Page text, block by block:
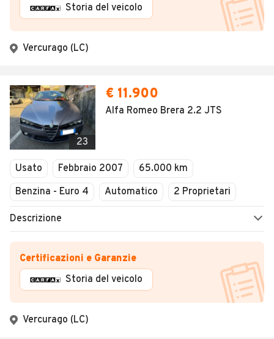
Storia del veicolo
Vercurago (LC)
23
€ 11.900
Alfa Romeo Brera 2.2 JTS
Usato Febbraio 2007
65.000 km
Benzina - Euro 4
Automatico 2 Proprietari
Descrizione
Certificazioni e Garanzie
Storia del veicolo
Vercurago (LC)